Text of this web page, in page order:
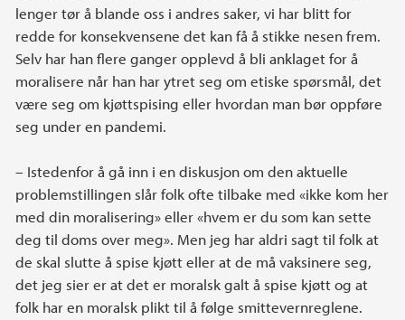
lenger tør å blande oss i andres saker, vi har blitt for
redde for konsekvensene det kan få å stikke nesen frem.
Selv har han flere ganger opplevd å bli anklaget for å
moralisere når han har ytret seg om etiske spørsmål, det
være seg om kjøttspising eller hvordan man bør oppføre
seg under en pandemi.
– Istedenfor å gå inn i en diskusjon om den aktuelle
problemstillingen slår folk ofte tilbake med «ikke kom her
med din moralisering» eller «hvem er du som kan sette
deg til doms over meg». Men jeg har aldri sagt til folk at
de skal slutte å spise kjøtt eller at de må vaksinere seg,
det jeg sier er at det er moralsk galt å spise kjøtt og at
folk har en moralsk plikt til å følge smittevernreglene.